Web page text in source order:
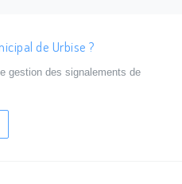
de Urbise ?
gestion des signalements de